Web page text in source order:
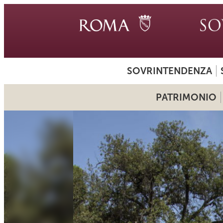
SOVRINTENDENZA
PATRIMONIO